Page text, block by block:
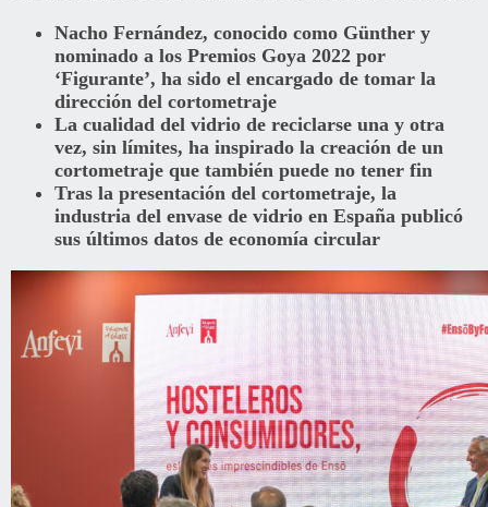
Nacho Fernández, conocido como Günther y
nominado a los Premios Goya 2022 por
‘Figurante’, ha sido el encargado de tomar la
dirección del cortometraje
La cualidad del vidrio de reciclarse una y otra
vez, sin límites, ha inspirado la creación de un
cortometraje que también puede no tener fin
Tras la presentación del cortometraje, la
industria del envase de vidrio en España publicó
sus últimos datos de economía circular